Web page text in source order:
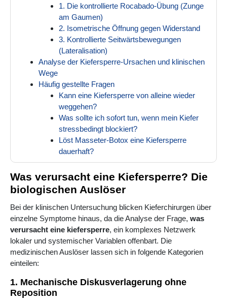
1. Die kontrollierte Rocabado-Übung (Zunge
am Gaumen)
2. Isometrische Öffnung gegen Widerstand
3. Kontrollierte Seitwärtsbewegungen
(Lateralisation)
Analyse der Kiefersperre-Ursachen und klinischen
Wege
Häufig gestellte Fragen
Kann eine Kiefersperre von alleine wieder
weggehen?
Was sollte ich sofort tun, wenn mein Kiefer
stressbedingt blockiert?
Löst Masseter-Botox eine Kiefersperre
dauerhaft?
Was verursacht eine Kiefersperre? Die
biologischen Auslöser
Bei der klinischen Untersuchung blicken Kieferchirurgen über
einzelne Symptome hinaus, da die Analyse der Frage, was
verursacht eine kiefersperre, ein komplexes Netzwerk
lokaler und systemischer Variablen offenbart. Die
medizinischen Auslöser lassen sich in folgende Kategorien
einteilen:
1. Mechanische Diskusverlagerung ohne
Reposition